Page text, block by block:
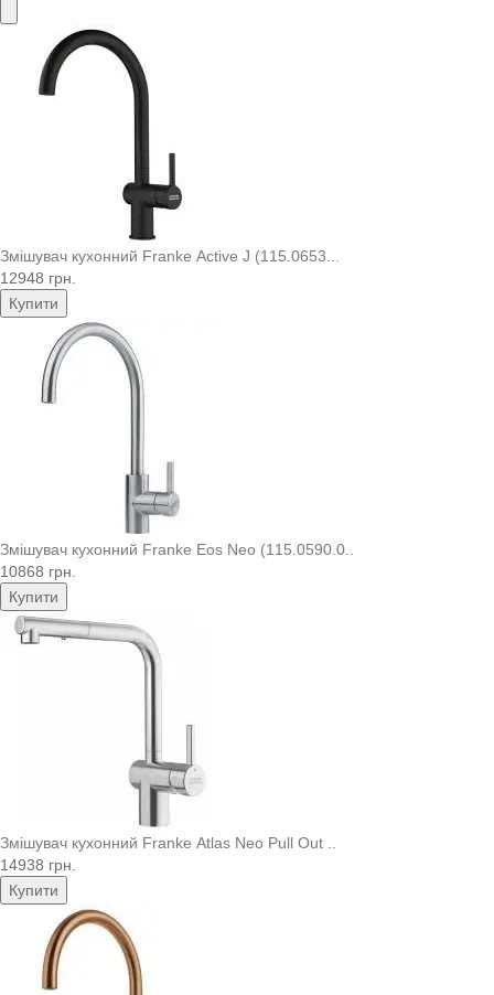
Змішувач кухонний Franke Active J (115.0653...
12948 грн.
Купити
Змішувач кухонний Franke Eos Neo (115.0590.0..
10868 грн.
Купити
Змішувач кухонний Franke Atlas Neo Pull Out ..
14938 грн.
Купити